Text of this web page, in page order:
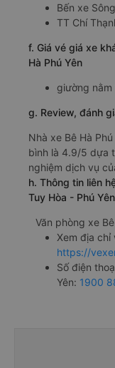
Bến xe
TT Chí
f. Giá vé giá xe
Hà Phú Yên
giường
g. Review, đánh
Nhà xe Bê Hà
bình là 4.9/5 dựa
nghiệm dịch vụ
h. Thông tin liên
Tuy Hòa - Phú
Văn phòng xe
Xem địa chỉ
https://
Số điện
Yên: 1900